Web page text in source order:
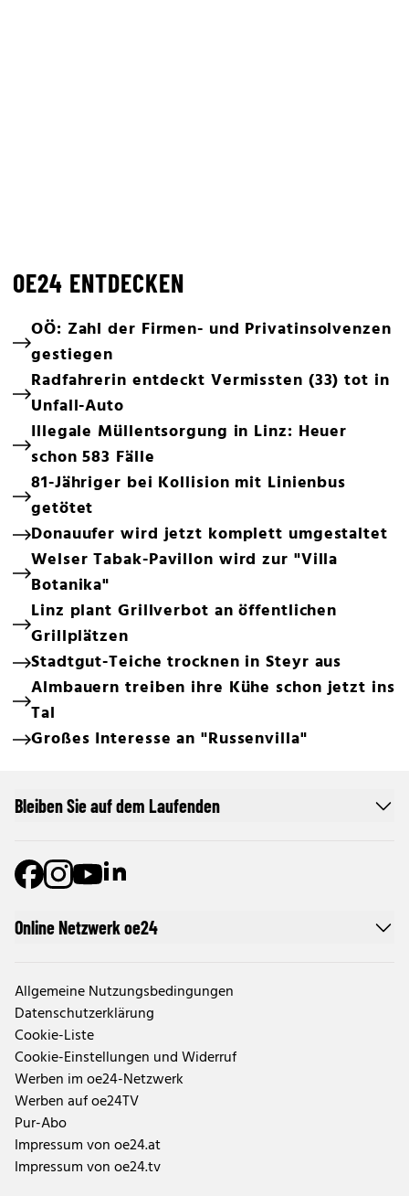
OE24 ENTDECKEN
OÖ: Zahl der Firmen- und Privatinsolvenzen
gestiegen
Radfahrerin entdeckt Vermissten (33) tot in
Unfall-Auto
Illegale Müllentsorgung in Linz: Heuer
schon 583 Fälle
81-Jähriger bei Kollision mit Linienbus
getötet
Donauufer wird jetzt komplett umgestaltet
Welser Tabak-Pavillon wird zur "Villa
Botanika"
Linz plant Grillverbot an öffentlichen
Grillplätzen
Stadtgut-Teiche trocknen in Steyr aus
Almbauern treiben ihre Kühe schon jetzt ins
Tal
Großes Interesse an "Russenvilla"
Online Netzwerk oe24
Allgemeine Nutzungsbedingungen
Datenschutzerklärung
Cookie-Liste
Cookie-Einstellungen und Widerruf
Werben im oe24-Netzwerk
Werben auf oe24TV
Pur-Abo
Impressum von oe24.at
Impressum von oe24.tv
Bleiben Sie auf dem Laufenden